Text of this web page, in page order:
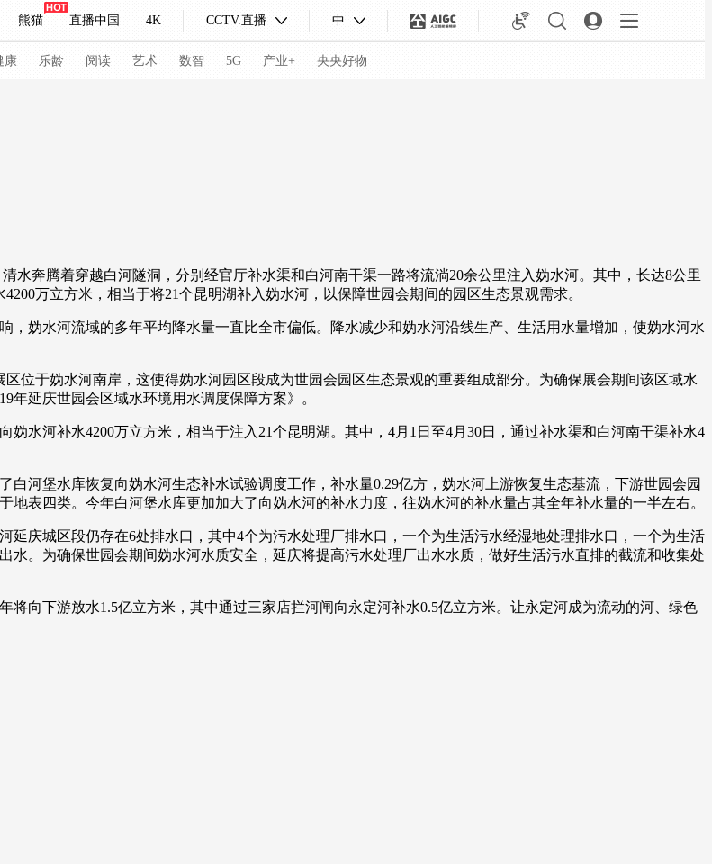
熊猫 直播中国 4K CCTV.直播 中
天天学习
影音
康 乐龄 阅读 艺术 数智 5G 产业+ 央央好物
4K专区 全景新闻
体育 冰雪道路 足球道路
文化 旅游 科普 健康 乐龄 阅读 艺术 汽车 数智 5G 产业+
奔腾着穿越白河隧洞，分别经官厅补水渠和白河南干渠一路将流淌20余公里注入妫水河。其中，长达8公里
万立方米，相当于将21个昆明湖补入妫水河，以保障世园会期间的园区生态景观需求。
妫水河流域的多年平均降水量一直比全市偏低。降水减少和妫水河沿线生产、生活用水量增加，使妫水河水
于妫水河南岸，这使得妫水河园区段成为世园会园区生态景观的重要组成部分。为确保展会期间该区域水
年延庆世园会区域水环境用水调度保障方案》。
河补水4200万立方米，相当于注入21个昆明湖。其中，4月1日至4月30日，通过补水渠和白河南干渠补水4
河堡水库恢复向妫水河生态补水试验调度工作，补水量0.29亿方，妫水河上游恢复生态基流，下游世园会园
表四类。今年白河堡水库更加加大了向妫水河的补水力度，往妫水河的补水量占其全年补水量的一半左右。
庆城区段仍存在6处排水口，其中4个为污水处理厂排水口，一个为生活污水经湿地处理排水口，一个为生活
。为确保世园会期间妫水河水质安全，延庆将提高污水处理厂出水水质，做好生活污水直排的截流和收集处
下游放水1.5亿立方米，其中通过三家店拦河闸向永定河补水0.5亿立方米。让永定河成为流动的河、绿色